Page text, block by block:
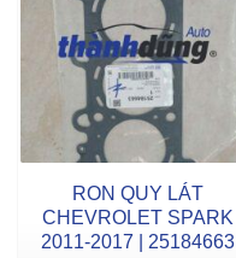
RON QUY LÁT
CHEVROLET SPARK
2011-2017 | 25184663